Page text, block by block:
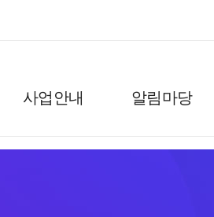
사업안내 알림마당